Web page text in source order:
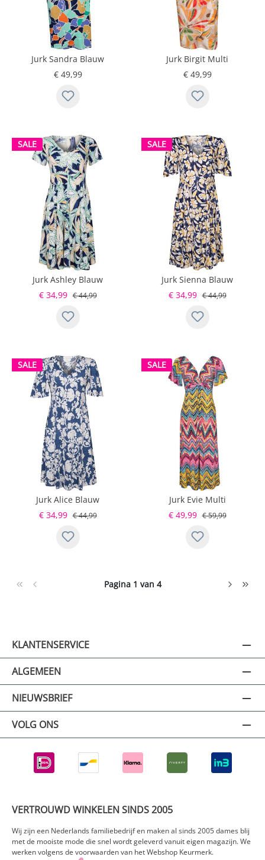
Jurk Sandra Blauw
€ 49,99
Jurk Birgit Multi
€ 49,99
SALE
Jurk Ashley Blauw
€ 34,99 € 44,99
SALE
Jurk Sienna Blauw
€ 34,99 € 44,99
SALE
Jurk Alice Blauw
€ 34,99 € 44,99
SALE
Jurk Evie Multi
€ 49,99 € 59,99
Pagina 1 van 4
KLANTENSERVICE
ALGEMEEN
NIEUWSBRIEF
VOLG ONS
VERTROUWD WINKELEN SINDS 2005
Wij zijn een Nederlands familiebedrijf en maken al sinds 2005 dames blij
met de mooiste mode die snel wordt geleverd vanuit eigen magazijn. We
werken volgens de voorwaarden van het Webshop Keurmerk.